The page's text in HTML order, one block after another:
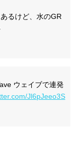
るけど、水のGR
ウェイブで連発
Jl6pJeeo3S